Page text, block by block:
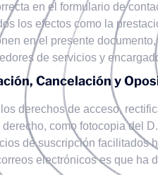
en el formulario de
los efectos como la
en el presente
de servicios y
Cancelación y
derechos de acceso,
como fotocopia del
de suscripción
electrónicos es que